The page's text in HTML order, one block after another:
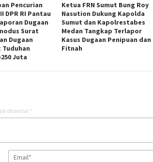
Pencurian
DPR RI Pantau
Dugaan
Surat
Dugaan
Juta
Ketua FRN Sumut Bung Roy
Nasution Dukung Kapolda
Sumut dan Kapolrestabes
Medan Tangkap Terlapor
Kasus Dugaan Penipuan dan
Fitnah
ditandai *